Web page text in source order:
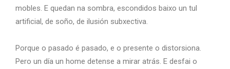
mobles. E quedan na sombra, escondidos baixo un tul
artificial, de soño, de ilusión subxectiva.
Porque o pasado é pasado, e o presente o distorsiona.
Pero un día un home detense a mirar atrás. E desfai o